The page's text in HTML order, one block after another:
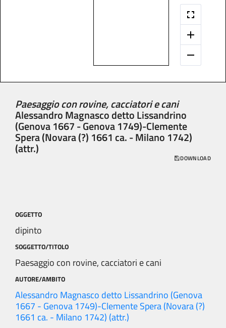
Paesaggio con rovine, cacciatori e cani
Alessandro Magnasco detto Lissandrino
(Genova 1667 - Genova 1749)-Clemente
Spera (Novara (?) 1661 ca. - Milano 1742)
(attr.)
DOWNLOAD
OGGETTO
dipinto
SOGGETTO/TITOLO
Paesaggio con rovine, cacciatori e cani
AUTORE/AMBITO
Alessandro Magnasco detto Lissandrino (Genova
1667 - Genova 1749)-Clemente Spera (Novara (?)
1661 ca. - Milano 1742) (attr.)